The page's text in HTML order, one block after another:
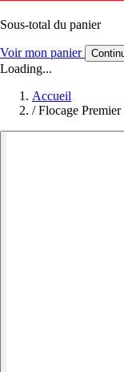
Sous-total du panier
Voir mon panier
Loading...
Accueil
/ Flocage